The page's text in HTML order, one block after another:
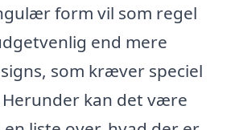
form vil som regel
end mere
som kræver speciel
kan det være